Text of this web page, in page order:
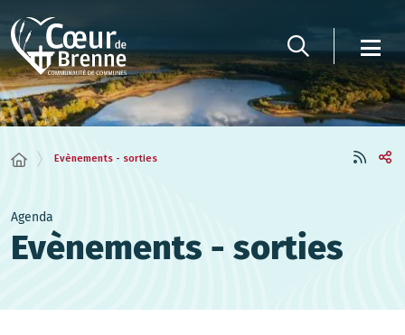
Evènements - sorties
Agenda
Evènements - sorties